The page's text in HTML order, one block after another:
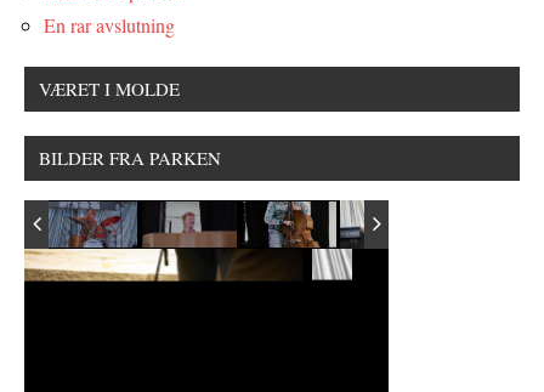
En rar avslutning
VÆRET I MOLDE
BILDER FRA PARKEN